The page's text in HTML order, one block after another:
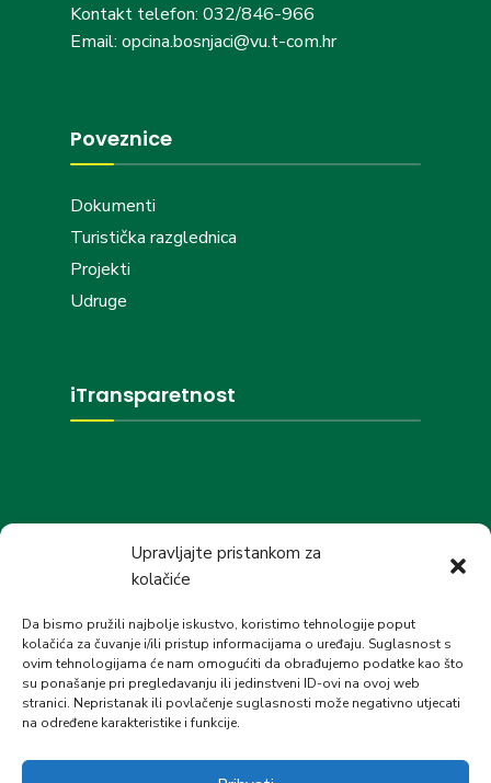
Upravljajte pristankom za
kolačiće
Da bismo pružili najbolje iskustvo, koristimo tehnologije poput
kolačića za čuvanje i/ili pristup informacijama o uređaju. Suglasnost s
ovim tehnologijama će nam omogućiti da obrađujemo podatke kao što
su ponašanje pri pregledavanju ili jedinstveni ID-ovi na ovoj web
stranici. Nepristanak ili povlačenje suglasnosti može negativno utjecati
na određene karakteristike i funkcije.
Kontakt telefon: 032/846-966
Email: opcina.bosnjaci@vu.t-com.hr
Poveznice
Dokumenti
Turistička razglednica
Projekti
Udruge
iTransparetnost
UVJETI KORIŠTENJA KONTAKT